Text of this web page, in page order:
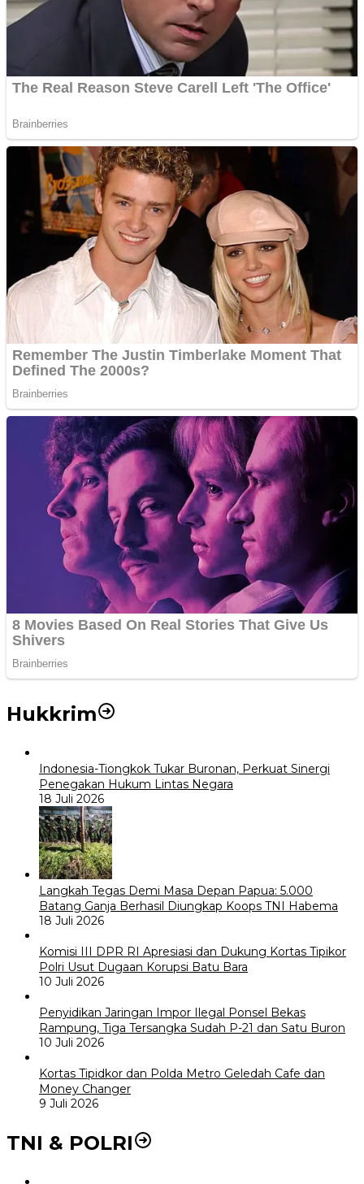
Hukkrim
Indonesia-Tiongkok Tukar Buronan, Perkuat Sinergi
Penegakan Hukum Lintas Negara
18 Juli 2026
Langkah Tegas Demi Masa Depan Papua: 5.000
Batang Ganja Berhasil Diungkap Koops TNI Habema
18 Juli 2026
Komisi III DPR RI Apresiasi dan Dukung Kortas Tipikor
Polri Usut Dugaan Korupsi Batu Bara
10 Juli 2026
Penyidikan Jaringan Impor Ilegal Ponsel Bekas
Rampung, Tiga Tersangka Sudah P-21 dan Satu Buron
10 Juli 2026
Kortas Tipidkor dan Polda Metro Geledah Cafe dan
Money Changer
9 Juli 2026
TNI & POLRI